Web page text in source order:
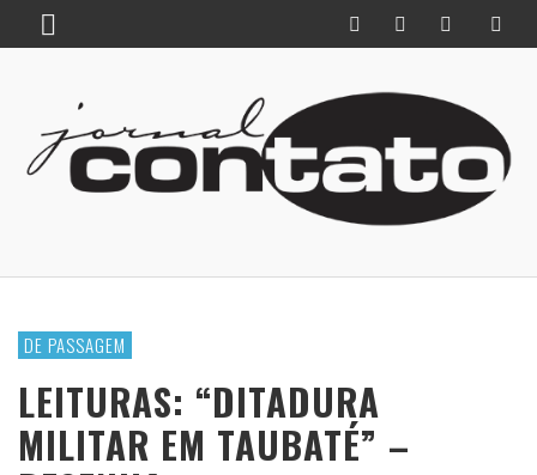
DE PASSAGEM
LEITURAS: “DITADURA
MILITAR EM TAUBATÉ” –